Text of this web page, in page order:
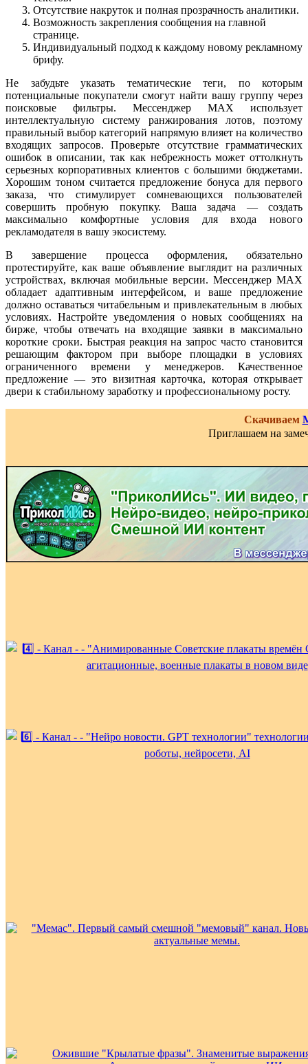
Отсутствие накруток и полная прозрачность аналитики.
Возможность закрепления сообщения на главной
странице.
Индивидуальный подход к каждому новому рекламному
брифу.
Не забудьте указать тематические теги, по которым
потенциальные покупатели смогут найти вашу группу через
поисковые фильтры. Мессенджер MAX использует
интеллектуальную систему ранжирования лотов, поэтому
правильный выбор категорий напрямую влияет на количество
входящих запросов. Проверьте отсутствие грамматических
ошибок в описании, так как небрежность может оттолкнуть
серьезных корпоративных клиентов с большими бюджетами.
Хорошим тоном считается предложение бонуса для первого
заказа, что стимулирует сомневающихся пользователей
совершить пробную покупку. Ваша задача — создать
максимально комфортные условия для входа нового
рекламодателя в вашу экосистему.
В завершение процесса оформления, обязательно
протестируйте, как ваше объявление выглядит на различных
устройствах, включая мобильные версии. Мессенджер MAX
обладает адаптивным интерфейсом, и ваше предложение
должно оставаться читабельным и привлекательным в любых
условиях. Настройте уведомления о новых сообщениях на
бирже, чтобы отвечать на входящие заявки в максимально
короткие сроки. Быстрая реакция на запрос часто становится
решающим фактором при выборе площадки в условиях
ограниченного времени у менеджеров. Качественное
предложение — это визитная карточка, которая открывает
двери к стабильному заработку и профессиональному росту.
Скачиваем
Приглашаем на